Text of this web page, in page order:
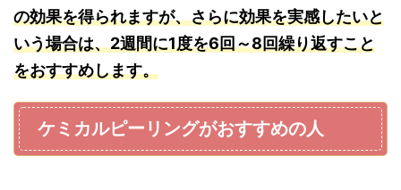
の効果を得られますが、さらに効果を実感したいと
いう場合は、2週間に1度を6回～8回繰り返すこと
をおすすめします。
ケミカルピーリングがおすすめの人